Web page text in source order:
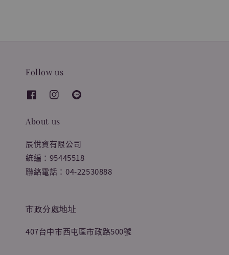
Follow us
About us
辰悅資有限公司
統編：95445518
聯絡電話：04-22530888
市政分處地址
407台中市西屯區市政路500號